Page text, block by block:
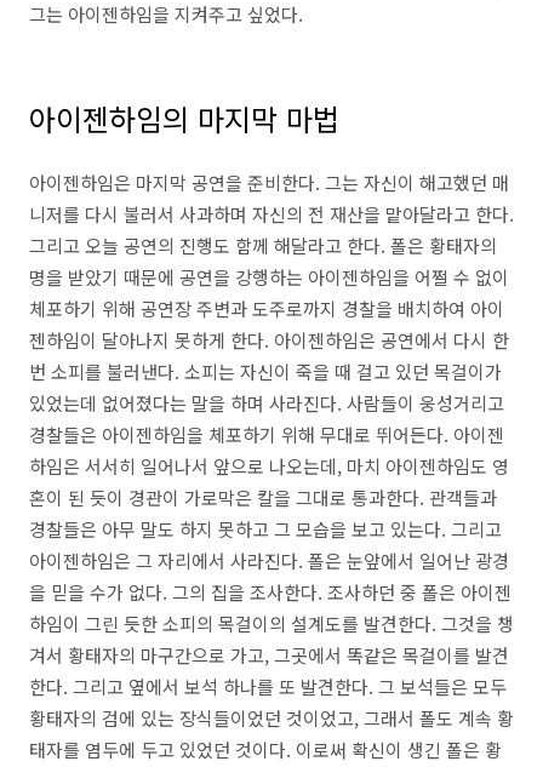
그는 아이젠하임을 지켜주고 싶었다.
아이젠하임의 마지막 마법
아이젠하임은 마지막 공연을 준비한다. 그는 자신이 해고했던 매
니저를 다시 불러서 사과하며 자신의 전 재산을 맡아달라고 한다.
그리고 오늘 공연의 진행도 함께 해달라고 한다. 폴은 황태자의
명을 받았기 때문에 공연을 강행하는 아이젠하임을 어쩔 수 없이
체포하기 위해 공연장 주변과 도주로까지 경찰을 배치하여 아이
젠하임이 달아나지 못하게 한다. 아이젠하임은 공연에서 다시 한
번 소피를 불러낸다. 소피는 자신이 죽을 때 걸고 있던 목걸이가
있었는데 없어졌다는 말을 하며 사라진다. 사람들이 웅성거리고
경찰들은 아이젠하임을 체포하기 위해 무대로 뛰어든다. 아이젠
하임은 서서히 일어나서 앞으로 나오는데, 마치 아이젠하임도 영
혼이 된 듯이 경관이 가로막은 칼을 그대로 통과한다. 관객들과
경찰들은 아무 말도 하지 못하고 그 모습을 보고 있는다. 그리고
아이젠하임은 그 자리에서 사라진다. 폴은 눈앞에서 일어난 광경
을 믿을 수가 없다. 그의 집을 조사한다. 조사하던 중 폴은 아이젠
하임이 그린 듯한 소피의 목걸이의 설계도를 발견한다. 그것을 챙
겨서 황태자의 마구간으로 가고, 그곳에서 똑같은 목걸이를 발견
한다. 그리고 옆에서 보석 하나를 또 발견한다. 그 보석들은 모두
황태자의 검에 있는 장식들이었던 것이었고, 그래서 폴도 계속 황
태자를 염두에 두고 있었던 것이다. 이로써 확신이 생긴 폴은 황